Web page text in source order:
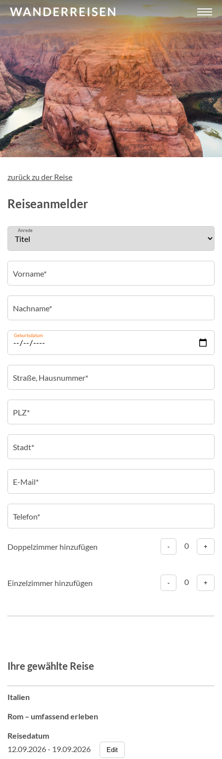
zurück zu der Reise
Reiseanmelder
Anrede
Geburtsdatum
Doppelzimmer hinzufügen - 0 +
Einzelzimmer hinzufügen - 0 +
Ihre gewählte Reise
Italien
Rom – umfassend erleben
Reisedatum
12.09.2026 - 19.09.2026
Edit